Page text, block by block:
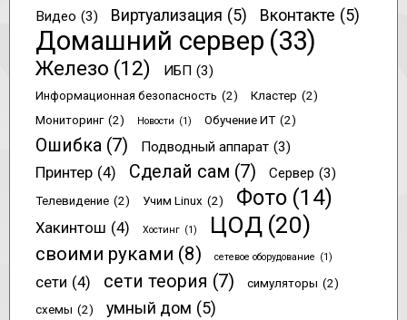
Видео (3) Виртуализация (5) Вконтакте (5)
Домашний сервер (33)
Железо (12) ИБП (3)
Информационная безопасность (2) Кластер (2)
Мониторинг (2) Новости (1) Обучение ИТ (2)
Ошибка (7) Подводный аппарат (3)
Принтер (4) Сделай сам (7) Сервер (3)
Телевидение (2) Учим Linux (2) Фото (14)
Хакинтош (4) Хостинг (1) ЦОД (20)
своими руками (8) сетевое оборудование (1)
сети (4) сети теория (7) симуляторы (2)
схемы (2) умный дом (5)